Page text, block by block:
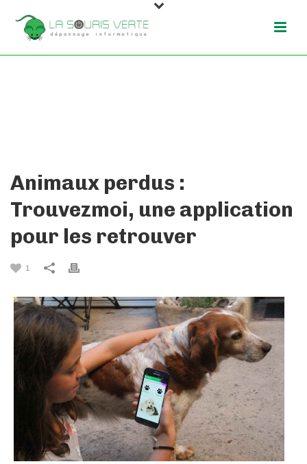
Animaux perdus :
Trouvezmoi, une application
pour les retrouver
1